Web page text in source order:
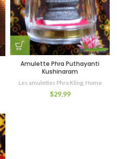
Amulette Phra Puthayanti
Kushinaram
Les amulettes Phra Kling, Home
$29,99